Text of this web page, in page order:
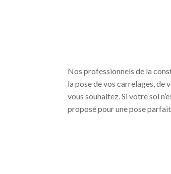
Nos professionnels de la
la pose de vos carrelages, de
vous souhaitez. Si votre sol
proposé pour une pose